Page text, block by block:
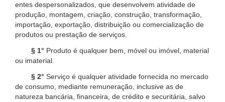
entes despersonalizados, que desenvolvem atividade de
produção, montagem, criação, construção, transformação,
importação, exportação, distribuição ou comercialização de
produtos ou prestação de serviços.
§ 1° Produto é qualquer bem, móvel ou imóvel, material
ou imaterial.
§ 2° Serviço é qualquer atividade fornecida no mercado
de consumo, mediante remuneração, inclusive as de
natureza bancária, financeira, de crédito e securitária, salvo